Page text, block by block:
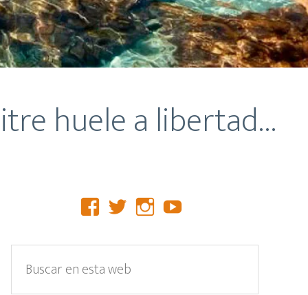
huele a libertad…
Barra
lateral
Facebook
TwitterInstagram